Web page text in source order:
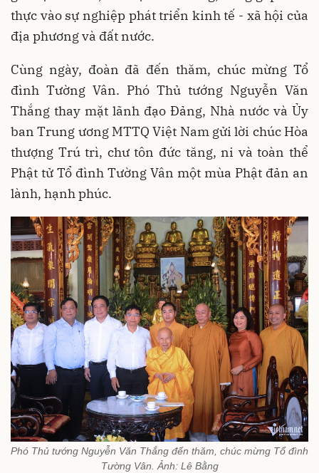
thực vào sự nghiệp phát triển kinh tế - xã hội của
địa phương và đất nước.
Cùng ngày, đoàn đã đến thăm, chúc mừng Tổ
đình Tường Vân. Phó Thủ tướng Nguyễn Văn
Thắng thay mặt lãnh đạo Đảng, Nhà nước và Ủy
ban Trung ương MTTQ Việt Nam gửi lời chúc Hòa
thượng Trú trì, chư tôn đức tăng, ni và toàn thể
Phật tử Tổ đình Tường Vân một mùa Phật đản an
lành, hạnh phúc.
Phó Thủ tướng Nguyễn Văn Thắng đến thăm, chúc mừng Tổ đình
Tường Vân. Ảnh: Lê Bằng